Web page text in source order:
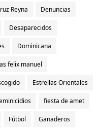
Reyna Denuncias
Desaparecidos
Dominicana
felix manuel
Estrellas Orientales
fiesta de amet
Fútbol Ganaderos